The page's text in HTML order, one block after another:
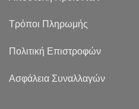
Τρόποι Πληρωμής
Πολιτική Επιστροφών
Ασφάλεια Συναλλαγών